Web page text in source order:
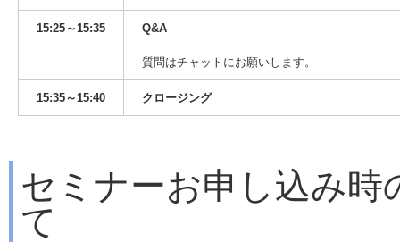
15:25～15:35 Q&A
質問はチャットにお願いします。
15:35～15:40 クロージング
セミナーお申し込み時
て